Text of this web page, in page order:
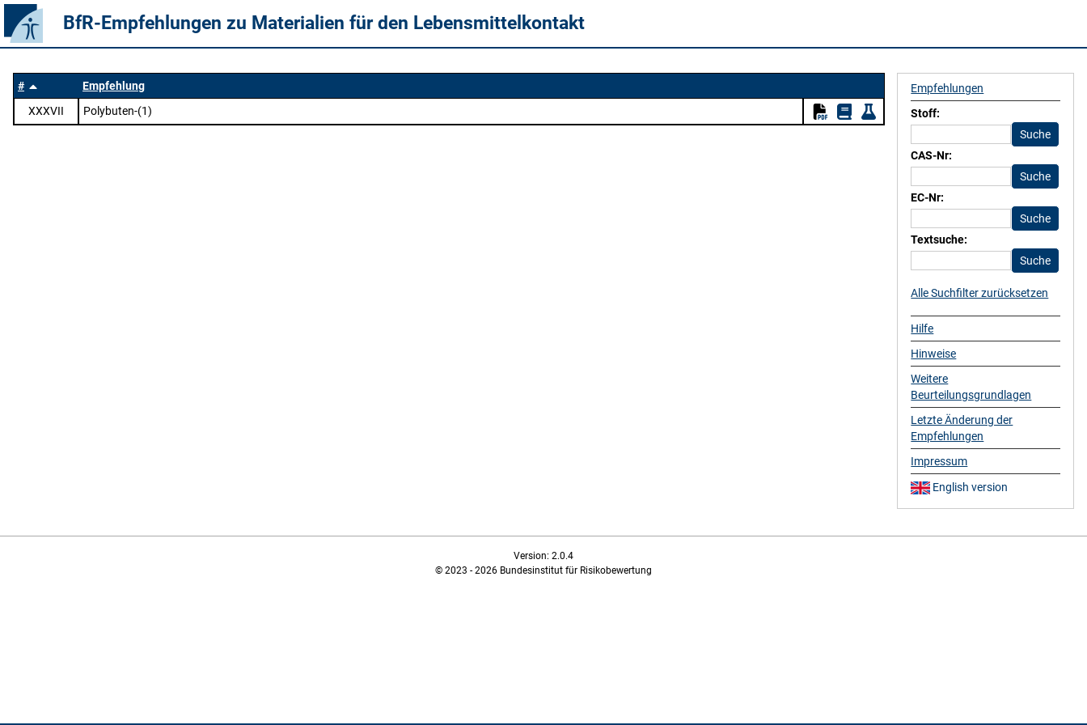
BfR-Empfehlungen zu Materialien für den Lebensmittelkontakt
#
Empfehlung
XXXVII
Polybuten-(1)
Empfehlungen
Stoff:
CAS-Nr:
EC-Nr:
Textsuche:
Alle Suchfilter zurücksetzen
Hilfe
Hinweise
Weitere
Beurteilungsgrundlagen
Letzte Änderung der
Empfehlungen
Impressum
English version
Version: 2.0.4
© 2023 - 2026 Bundesinstitut für Risikobewertung